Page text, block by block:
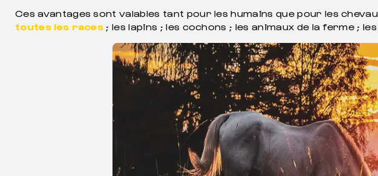
Ces avantages sont valables tant pour les humains que pour les
toutes les races ; les lapins ; les cochons ; les animaux de la ferme ;